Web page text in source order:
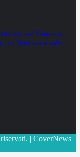
featured Genetica
Veterinaria video
| CoverNews